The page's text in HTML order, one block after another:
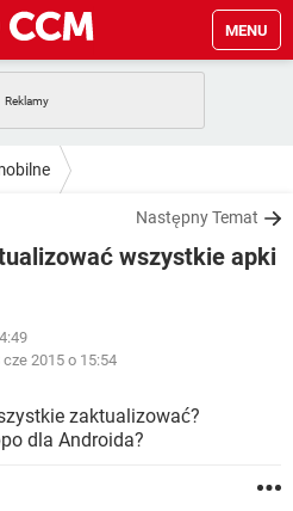
MENU
WHATSAPP
FACEBOOK
TIKTOK
TIKTOK
WHATSAPP
FACEBOOK
WHATSAPP
Następny Temat
wszystkie apki
cze 2015 o 15:54
zaktualizować?
dla Androida?